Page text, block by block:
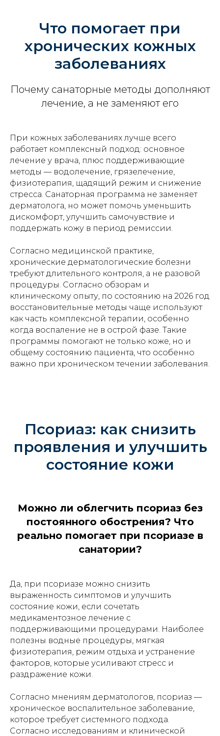
Что помогает при
хронических кожных
заболеваниях
Почему санаторные методы дополняют
лечение, а не заменяют его
При кожных заболеваниях лучше всего
работает комплексный подход: основное
лечение у врача, плюс поддерживающие
методы — водолечение, грязелечение,
физиотерапия, щадящий режим и снижение
стресса. Санаторная программа не заменяет
дерматолога, но может помочь уменьшить
дискомфорт, улучшить самочувствие и
поддержать кожу в период ремиссии.
Согласно медицинской практике,
хронические дерматологические болезни
требуют длительного контроля, а не разовой
процедуры. Согласно обзорам и
клиническому опыту, по состоянию на 2026 год
восстановительные методы чаще используют
как часть комплексной терапии, особенно
когда воспаление не в острой фазе. Такие
программы помогают не только коже, но и
общему состоянию пациента, что особенно
важно при хроническом течении заболевания.
Псориаз: как снизить
проявления и улучшить
состояние кожи
Можно ли облегчить псориаз без
постоянного обострения? Что
реально помогает при псориазе в
санатории?
Да, при псориазе можно снизить
выраженность симптомов и улучшить
состояние кожи, если сочетать
медикаментозное лечение с
поддерживающими процедурами. Наиболее
полезны водные процедуры, мягкая
физиотерапия, режим отдыха и устранение
факторов, которые усиливают стресс и
раздражение кожи.
Согласно мнениям дерматологов, псориаз —
хроническое воспалительное заболевание,
которое требует системного подхода.
Согласно исследованиям и клинической